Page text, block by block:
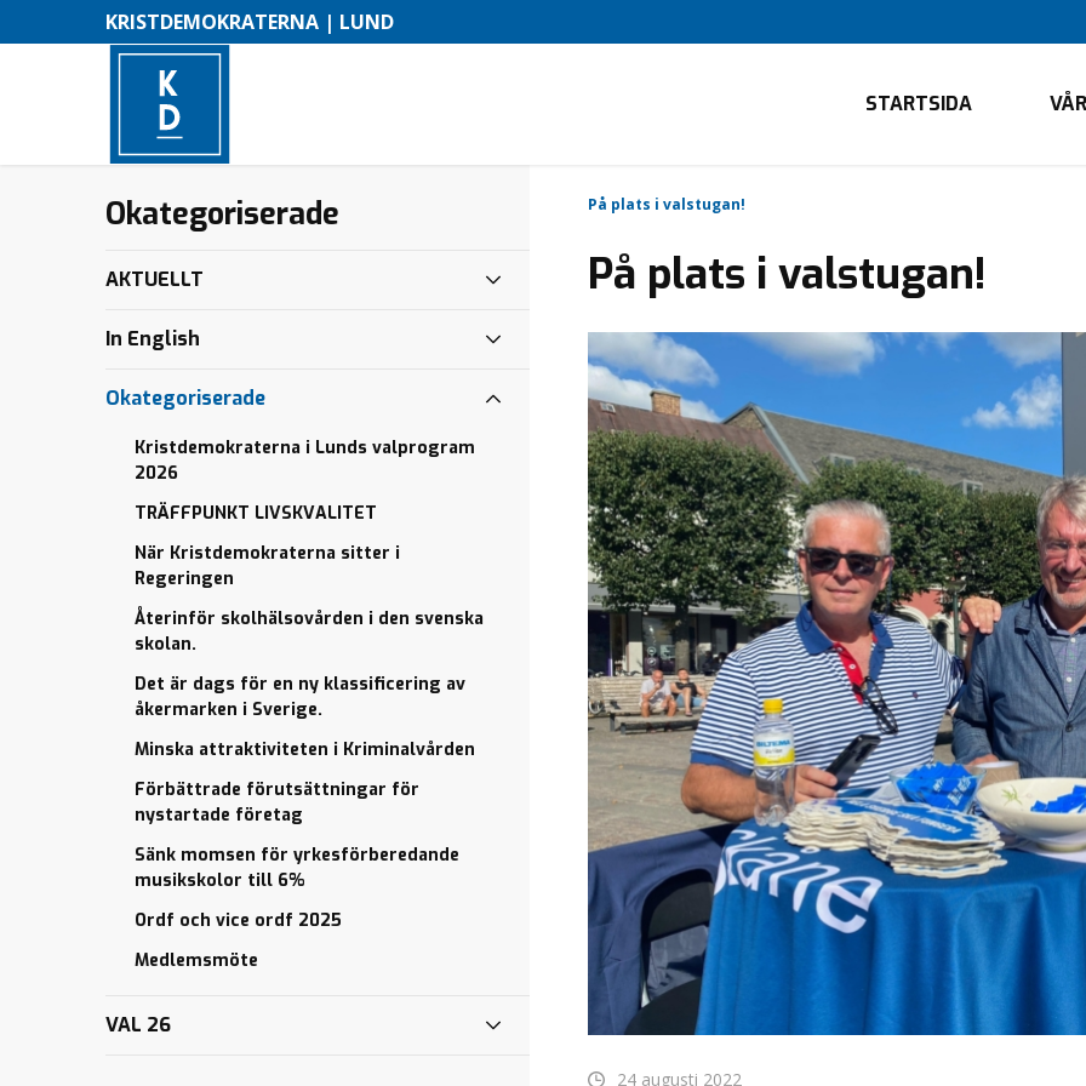
KRISTDEMOKRATERNA | LUND
STARTSIDA
På plats i valstugan!
På plats i valstugan!
24 augusti 2022
Okategoriserade
AKTUELLT
BYGG
TUNNEL
LUND C!
skelettliknande
varelse ska
vanpryda det
en gång så
busstorget”
ELIAS
UPPMÄRKSAMMAS
I SDS
ÖKA
TRYGGHETEN
I CENTRALA
POLLAR
”Från
revolutionen i
Kairo till
svensk
kristdemokrati”
VÅR NYA
UPPFRÄSCHADE
MÖTE MED VÅR
In English
programme
Okategoriserade
Kristdemokraterna i Lunds valprogram
2026
TRÄFFPUNKT LIVSKVALITET
När Kristdemokraterna sitter i
Regeringen
Återinför skolhälsovården i den svenska
skolan.
Det är dags för en ny klassificering av
åkermarken i Sverige.
Minska attraktiviteten i Kriminalvården
Förbättrade förutsättningar för
nystartade företag
Sänk momsen för yrkesförberedande
musikskolor till 6%
Ordf och vice ordf 2025
Medlemsmöte
VAL 26
handlingsprogram
KD